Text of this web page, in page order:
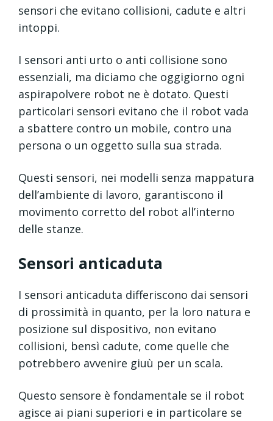
sensori che evitano collisioni, cadute e altri
intoppi.
I sensori anti urto o anti collisione sono
essenziali, ma diciamo che oggigiorno ogni
aspirapolvere robot ne è dotato. Questi
particolari sensori evitano che il robot vada
a sbattere contro un mobile, contro una
persona o un oggetto sulla sua strada.
Questi sensori, nei modelli senza mappatura
dell’ambiente di lavoro, garantiscono il
movimento corretto del robot all’interno
delle stanze.
Sensori anticaduta
I sensori anticaduta differiscono dai sensori
di prossimità in quanto, per la loro natura e
posizione sul dispositivo, non evitano
collisioni, bensì cadute, come quelle che
potrebbero avvenire giuù per un scala.
Questo sensore è fondamentale se il robot
agisce ai piani superiori e in particolare se